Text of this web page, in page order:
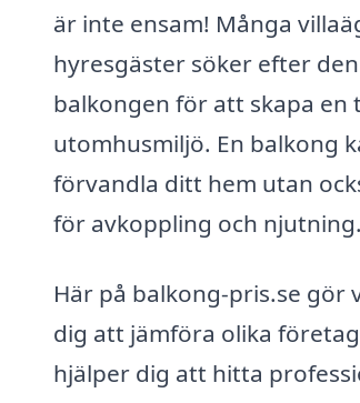
är inte ensam! Många
hyresgäster söker efter
balkongen för att skapa en
utomhusmiljö. En balkong
förvandla ditt hem utan
för avkoppling och njutning.
Här på balkong-pris.se gör
dig att jämföra olika
hjälper dig att hitta